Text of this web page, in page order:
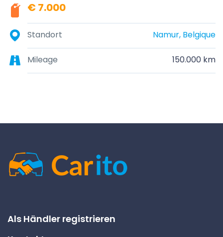
€ 7.000
Standort Namur, Belgique
Mileage 150.000 km
Als Händler registrieren